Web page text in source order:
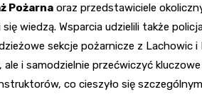
Pożarna oraz przedstawiciele
wiedzą. Wsparcia udzielili także
sekcje pożarnicze z Lachowic
i samodzielnie przećwiczyć
co cieszyło się